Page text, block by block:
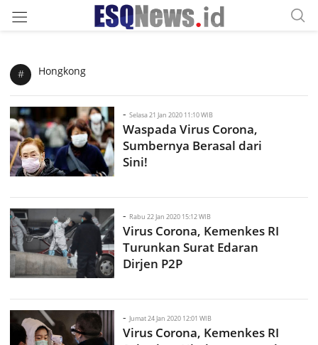
# Hongkong
- Selasa 21 Jan 2020 11:10 WIB
Waspada Virus Corona,
Sumbernya Berasal dari
Sini!
- Rabu 22 Jan 2020 15:12 WIB
Virus Corona, Kemenkes RI
Turunkan Surat Edaran
Dirjen P2P
- Jumat 24 Jan 2020 12:01 WIB
Virus Corona, Kemenkes RI